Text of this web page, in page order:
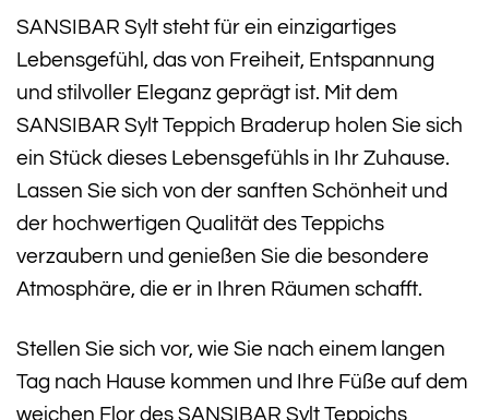
SANSIBAR Sylt steht für ein einzigartiges
Lebensgefühl, das von Freiheit, Entspannung
und stilvoller Eleganz geprägt ist. Mit dem
SANSIBAR Sylt Teppich Braderup holen Sie sich
ein Stück dieses Lebensgefühls in Ihr Zuhause.
Lassen Sie sich von der sanften Schönheit und
der hochwertigen Qualität des Teppichs
verzaubern und genießen Sie die besondere
Atmosphäre, die er in Ihren Räumen schafft.
Stellen Sie sich vor, wie Sie nach einem langen
Tag nach Hause kommen und Ihre Füße auf dem
weichen Flor des SANSIBAR Sylt Teppichs